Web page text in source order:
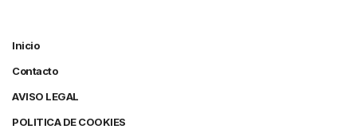
Inicio
Contacto
AVISO LEGAL
POLITICA DE COOKIES